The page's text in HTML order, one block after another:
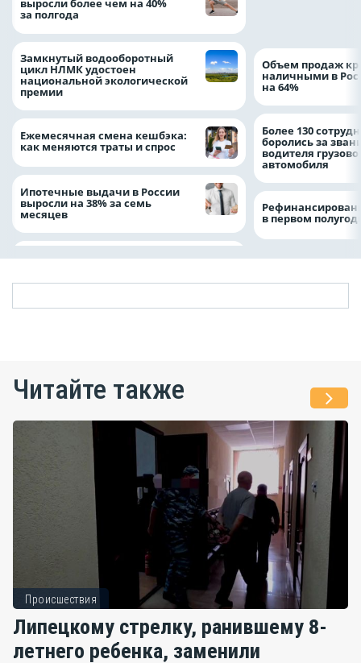
выросли более чем на 40%
за полгода
Замкнутый водооборотный
цикл НЛМК удостоен
национальной экологической
премии
Ежемесячная смена кешбэка:
как меняются траты и спрос
Ипотечные выдачи в России
выросли на 38% за семь
месяцев
Объем продаж
наличными в
на 64%
Более 130
боролись за
водителя
автомобиля
в первом
Читайте также
Происшествия
Липецкому стрелку, ранившему 8-
летнего ребенка, заменили